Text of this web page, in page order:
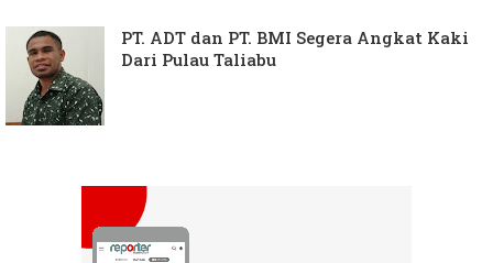
PT. ADT dan PT. BMI Segera Angkat Kaki
Dari Pulau Taliabu